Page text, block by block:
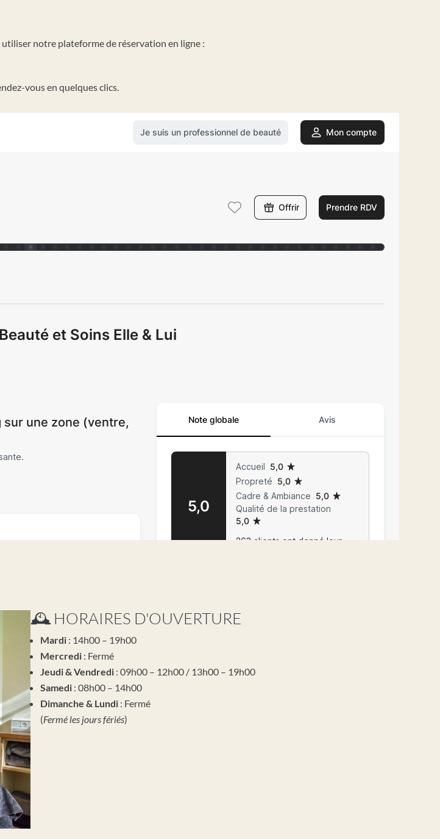
notre plateforme de réservation en ligne :
vous en quelques clics.
🕰️ HORAIRES D'OUVERTURE
Mardi : 14h00 – 19h00
Mercredi : Fermé
Jeudi & Vendredi : 09h00 – 12h00 / 13h00 – 19h00
Samedi : 08h00 – 14h00
Dimanche & Lundi : Fermé
(Fermé les jours fériés)